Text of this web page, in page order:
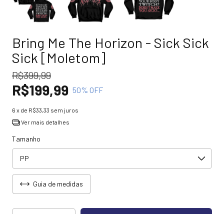
Bring Me The Horizon - Sick Sick
Sick [Moletom]
R$399,99
R$199,99 50% OFF
6 x de R$33,33 sem juros
Ver mais detalhes
Tamanho
Guia de medidas